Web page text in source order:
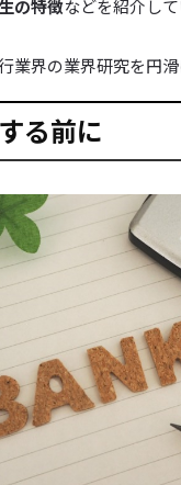
の特徴などを紹介して
業界の業界研究を円滑
る前に